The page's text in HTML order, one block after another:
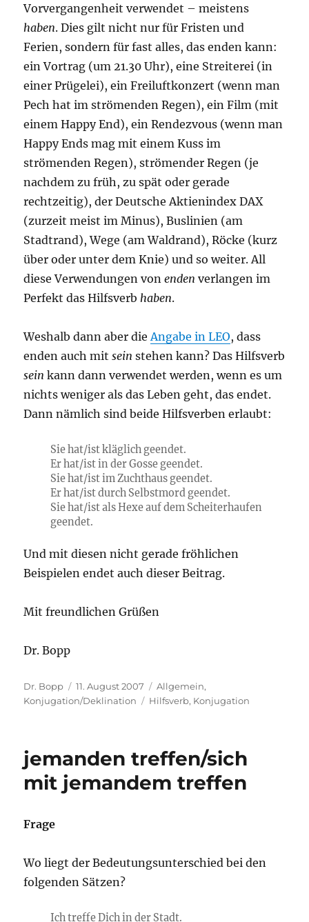
Vorvergangenheit verwendet – meistens
haben. Dies gilt nicht nur für Fristen und
Ferien, sondern für fast alles, das enden kann:
ein Vortrag (um 21.30 Uhr), eine Streiterei (in
einer Prügelei), ein Freiluftkonzert (wenn man
Pech hat im strömenden Regen), ein Film (mit
einem Happy End), ein Rendezvous (wenn man
Happy Ends mag mit einem Kuss im
strömenden Regen), strömender Regen (je
nachdem zu früh, zu spät oder gerade
rechtzeitig), der Deutsche Aktienindex DAX
(zurzeit meist im Minus), Buslinien (am
Stadtrand), Wege (am Waldrand), Röcke (kurz
über oder unter dem Knie) und so weiter. All
diese Verwendungen vonenden verlangen im
Perfekt das Hilfsverb haben.
Weshalb dann aber die Angabe in LEO, dass
enden auch mitsein stehen kann? Das Hilfsverb
sein kann dann verwendet werden, wenn es um
nichts weniger als das Leben geht, das endet.
Dann nämlich sind beide Hilfsverben erlaubt:
Sie hat/ist kläglich geendet.
Er hat/ist in der Gosse geendet.
Sie hat/ist im Zuchthaus geendet.
Er hat/ist durch Selbstmord geendet.
Sie hat/ist als Hexe auf dem Scheiterhaufen
geendet.
Und mit diesen nicht gerade fröhlichen
Beispielen endet auch dieser Beitrag.
Mit freundlichen Grüßen
Dr. Bopp
Autor
Dr. Bopp
Veröffentlicht
am
11. August 2007 Kategorien
Allgemein,
Konjugation/Deklination
Schlagwörter
Hilfsverb, Konjugation
jemanden treffen/sich
mit jemandem treffen
Frage
Wo liegt der Bedeutungsunterschied bei den
folgenden Sätzen?
Ich treffe Dich in der Stadt.